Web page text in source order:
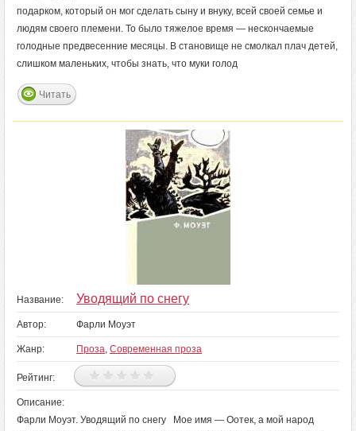
подарком, который он мог сделать сыну и внуку, всей своей семье и
людям своего племени. То было тяжелое время — нескончаемые
голодные предвесенние месяцы. В становище не смолкал плач детей,
слишком маленьких, чтобы знать, что муки голод
Читать
Название: Уводящий по снегу
Автор: Фарли Моуэт
Жанр: Проза, Современная проза
Рейтинг:
Описание:
Фарли Моуэт. Уводящий по снегу Мое имя — Оотек, а мой народ